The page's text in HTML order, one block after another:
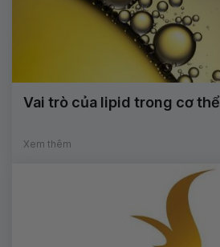
Vai trò của lipid trong cơ thể
Xem thêm